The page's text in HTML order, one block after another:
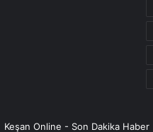
Keşan Online - Son Dakika Haber